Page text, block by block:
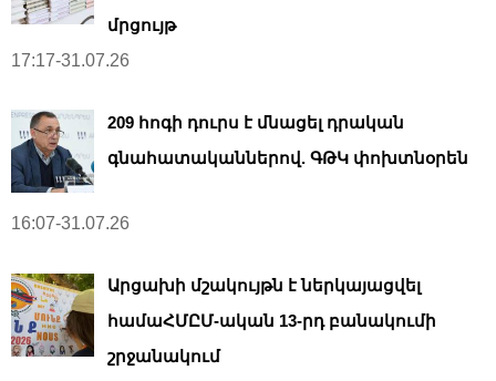
մրցույթ
17:17-31.07.26
209 հոգի դուրս է մնացել դրական
գնահատականներով. ԳԹԿ փոխտնօրեն
16:07-31.07.26
Արցախի մշակույթն է ներկայացվել
համաՀՄԸՄ-ական 13-րդ բանակումի
շրջանակում